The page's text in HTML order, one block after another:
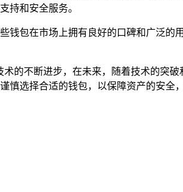
持和安全服务。
钱包在市场上拥有良好的口碑和广泛
的不断进步，在未来，随着技术的突
慎选择合适的钱包，以保障资产的安